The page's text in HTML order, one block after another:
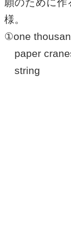
様。
①one
paper
string